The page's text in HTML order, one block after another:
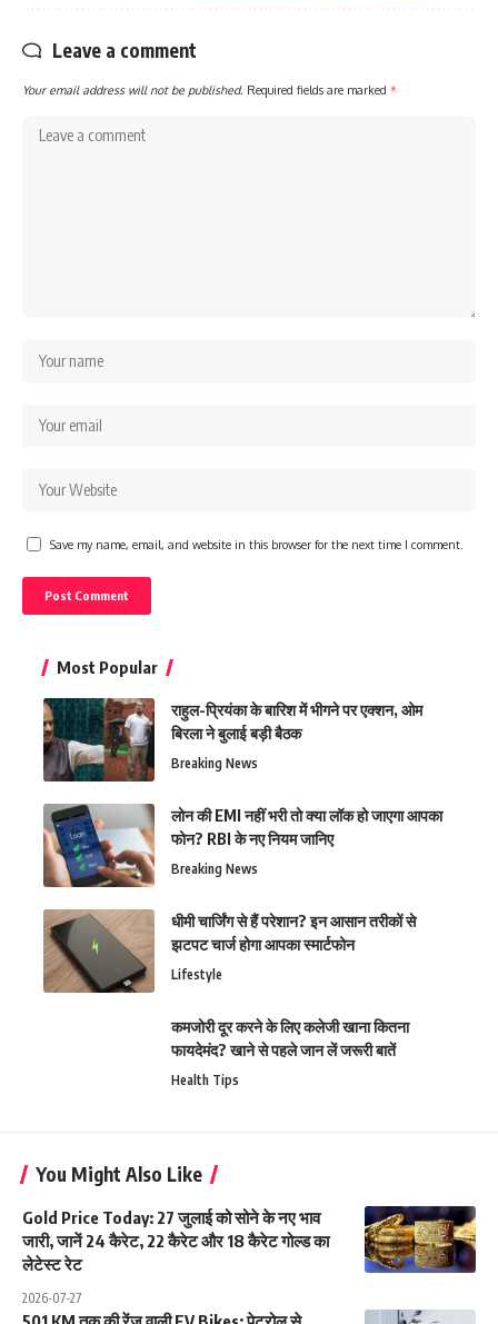
Leave a comment
Your email address will not be published. Required fields are marked *
Save my name, email, and website in this browser for the next time I comment.
Most Popular
राहुल-प्रियंका के बारिश में भीगने पर एक्शन, ओम
बिरला ने बुलाई बड़ी बैठक
Breaking News
लोन की EMI नहीं भरी तो क्या लॉक हो जाएगा आपका
फोन? RBI के नए नियम जानिए
Breaking News
धीमी चार्जिंग से हैं परेशान? इन आसान तरीकों से
झटपट चार्ज होगा आपका स्मार्टफोन
Lifestyle
कमजोरी दूर करने के लिए कलेजी खाना कितना
फायदेमंद? खाने से पहले जान लें जरूरी बातें
Health Tips
You Might Also Like
Gold Price Today: 27 जुलाई को सोने के नए भाव
जारी, जानें 24 कैरेट, 22 कैरेट और 18 कैरेट गोल्ड का
लेटेस्ट रेट
2026-07-27